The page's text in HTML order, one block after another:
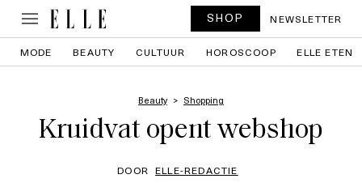
SHOP NEWSLETTER
MODE BEAUTY CULTUUR HOROSCOOP ELLE ETEN
Beauty Shopping
Kruidvat opent webshop
DOOR ELLE-REDACTIE